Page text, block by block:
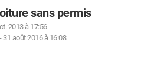
sans permis
2013 à 17:56
31 août 2016 à 16:08